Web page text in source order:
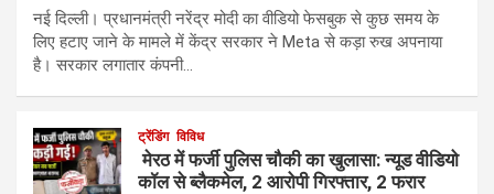
नई दिल्ली। प्रधानमंत्री नरेंद्र मोदी का वीडियो फेसबुक से कुछ समय के
लिए हटाए जाने के मामले में केंद्र सरकार ने Meta से कड़ा रुख अपनाया
है। सरकार लगातार कंपनी…
ट्रेंडिंग विविध
मेरठ में फर्जी पुलिस चौकी का खुलासा: न्यूड वीडियो
कॉल से ब्लैकमेल, 2 आरोपी गिरफ्तार, 2 फरार